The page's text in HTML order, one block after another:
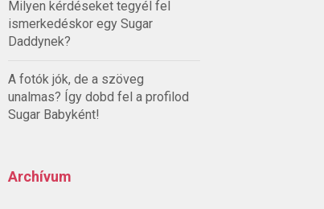
Milyen kérdéseket tegyél fel
ismerkedéskor egy Sugar
Daddynek?
A fotók jók, de a szöveg
unalmas? Így dobd fel a profilod
Sugar Babyként!
Archívum